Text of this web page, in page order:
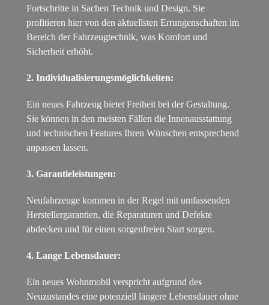
Fortschritte in Sachen Technik und Design. Sie
profitieren hier von den aktuellsten Errungenschaften im
Bereich der Fahrzeugtechnik, was Komfort und
Sicherheit erhöht.
2. Individualisierungsmöglichkeiten:
Ein neues Fahrzeug bietet Freiheit bei der Gestaltung.
Sie können in den meisten Fällen die Innenausstattung
und technischen Features Ihren Wünschen entsprechend
anpassen lassen.
3. Garantieleistungen:
Neufahrzeuge kommen in der Regel mit umfassenden
Herstellergarantien, die Reparaturen und Defekte
abdecken und für einen sorgenfreien Start sorgen.
4. Lange Lebensdauer:
Ein neues Wohnmobil verspricht aufgrund des
Neuzustandes eine potenziell längere Lebensdauer ohne